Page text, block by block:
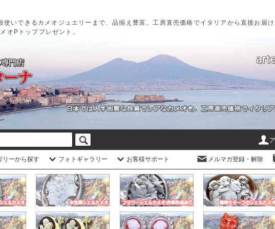
いできるカメオジュエリーまで、品揃え豊富。工房直売価格でイタリアから直接お届
オPトッププレゼント。
リーから探す フォトギャラリー お客様サポート メルマガ登録・解除